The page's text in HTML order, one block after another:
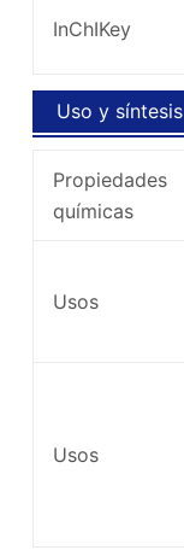
InChIKey
Uso y síntesis
Propiedades
químicas
Usos
Usos